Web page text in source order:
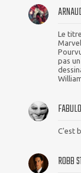
Le
pas
C'est
ROBB